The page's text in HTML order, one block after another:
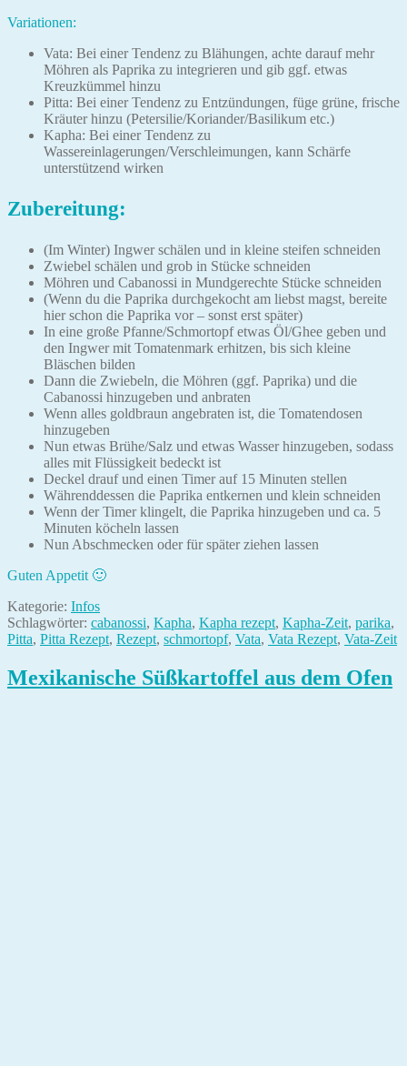
Variationen:
Vata: Bei einer Tendenz zu Blähungen, achte darauf mehr
Möhren als Paprika zu integrieren und gib ggf. etwas
Kreuzkümmel hinzu
Pitta: Bei einer Tendenz zu Entzündungen, füge grüne, frische
Kräuter hinzu (Petersilie/Koriander/Basilikum etc.)
Kapha: Bei einer Tendenz zu
Wassereinlagerungen/Verschleimungen, kann Schärfe
unterstützend wirken
Zubereitung:
(Im Winter) Ingwer schälen und in kleine steifen schneiden
Zwiebel schälen und grob in Stücke schneiden
Möhren und Cabanossi in Mundgerechte Stücke schneiden
(Wenn du die Paprika durchgekocht am liebst magst, bereite
hier schon die Paprika vor – sonst erst später)
In eine große Pfanne/Schmortopf etwas Öl/Ghee geben und
den Ingwer mit Tomatenmark erhitzen, bis sich kleine
Bläschen bilden
Dann die Zwiebeln, die Möhren (ggf. Paprika) und die
Cabanossi hinzugeben und anbraten
Wenn alles goldbraun angebraten ist, die Tomatendosen
hinzugeben
Nun etwas Brühe/Salz und etwas Wasser hinzugeben, sodass
alles mit Flüssigkeit bedeckt ist
Deckel drauf und einen Timer auf 15 Minuten stellen
Währenddessen die Paprika entkernen und klein schneiden
Wenn der Timer klingelt, die Paprika hinzugeben und ca. 5
Minuten köcheln lassen
Nun Abschmecken oder für später ziehen lassen
Guten Appetit 🙂
Kategorie: Infos
Schlagwörter: cabanossi, Kapha, Kapha rezept, Kapha-Zeit, parika,
Pitta, Pitta Rezept, Rezept, schmortopf, Vata, Vata Rezept, Vata-Zeit
Mexikanische Süßkartoffel aus dem Ofen